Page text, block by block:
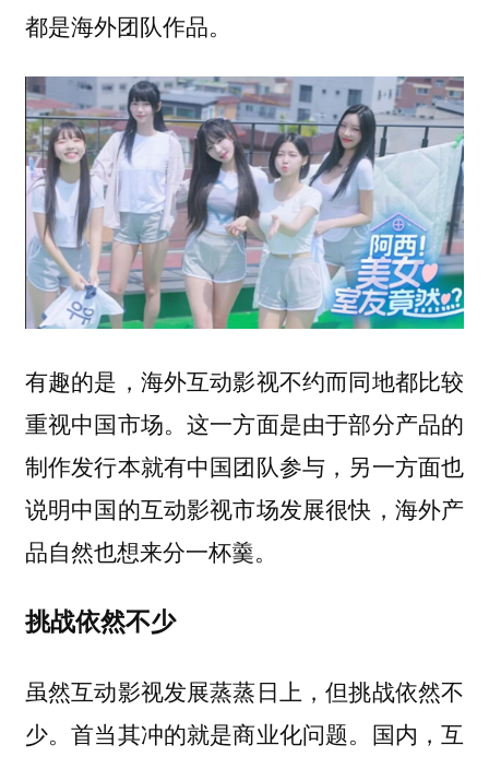
都是海外团队作品。
有趣的是，海外互动影视不约而同地都比较
重视中国市场。这一方面是由于部分产品的
制作发行本就有中国团队参与，另一方面也
说明中国的互动影视市场发展很快，海外产
品自然也想来分一杯羹。
挑战依然不少
虽然互动影视发展蒸蒸日上，但挑战依然不
少。首当其冲的就是商业化问题。国内，互